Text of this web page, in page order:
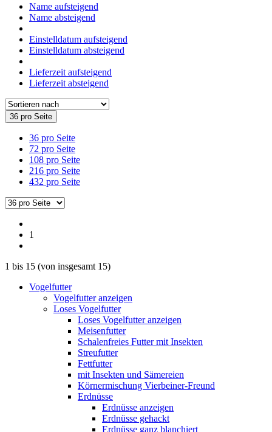
Name aufsteigend
Name absteigend
Einstelldatum aufsteigend
Einstelldatum absteigend
Lieferzeit aufsteigend
Lieferzeit absteigend
36 pro Seite
36 pro Seite
72 pro Seite
108 pro Seite
216 pro Seite
432 pro Seite
1
1 bis 15 (von insgesamt 15)
Vogelfutter
Vogelfutter anzeigen
Loses Vogelfutter
Loses Vogelfutter anzeigen
Meisenfutter
Schalenfreies Futter mit Insekten
Streufutter
Fettfutter
mit Insekten und Sämereien
Körnermischung Vierbeiner-Freund
Erdnüsse
Erdnüsse anzeigen
Erdnüsse gehackt
Erdnüsse ganz blanchiert